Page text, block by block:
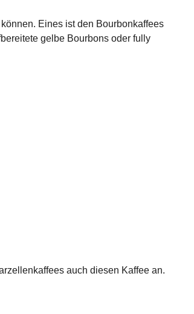
Eines ist den Bourbonkaffees
gelbe Bourbons oder fully
auch diesen Kaffee an.